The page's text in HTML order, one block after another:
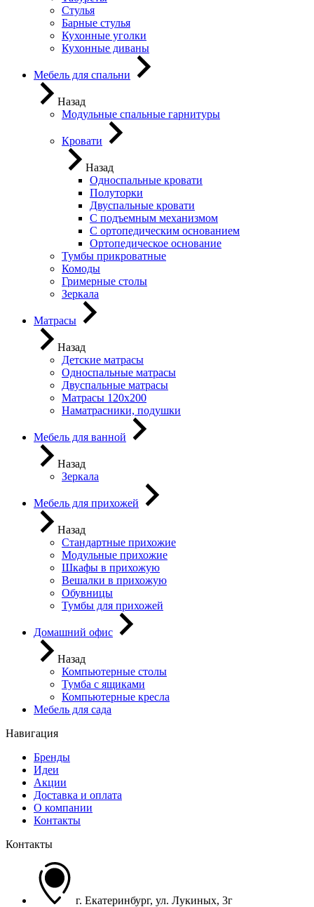
Стулья
Барные стулья
Кухонные уголки
Кухонные диваны
Мебель для спальни
Назад
Модульные спальные гарнитуры
Кровати
Назад
Односпальные кровати
Полуторки
Двуспальные кровати
С подъемным механизмом
С ортопедическим основанием
Ортопедическое основание
Тумбы прикроватные
Комоды
Гримерные столы
Зеркала
Матрасы
Назад
Детские матрасы
Односпальные матрасы
Двуспальные матрасы
Матрасы 120х200
Наматрасники, подушки
Мебель для ванной
Назад
Зеркала
Мебель для прихожей
Назад
Стандартные прихожие
Модульные прихожие
Шкафы в прихожую
Вешалки в прихожую
Обувницы
Тумбы для прихожей
Домашний офис
Назад
Компьютерные столы
Тумба с ящиками
Компьютерные кресла
Мебель для сада
Навигация
Бренды
Идеи
Акции
Доставка и оплата
О компании
Контакты
Контакты
г. Екатеринбург, ул. Лукиных, 3г